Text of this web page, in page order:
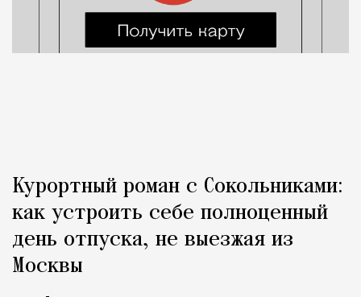
Курортный роман с Сокольниками:
как устроить себе полноценный
день отпуска, не выезжая из
Москвы